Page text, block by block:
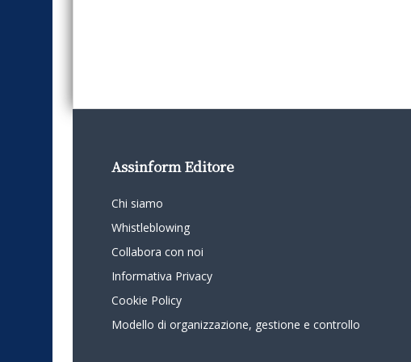
Assinform Editore
Chi siamo
Whistleblowing
Collabora con noi
Informativa Privacy
Cookie Policy
Modello di organizzazione, gestione e controllo